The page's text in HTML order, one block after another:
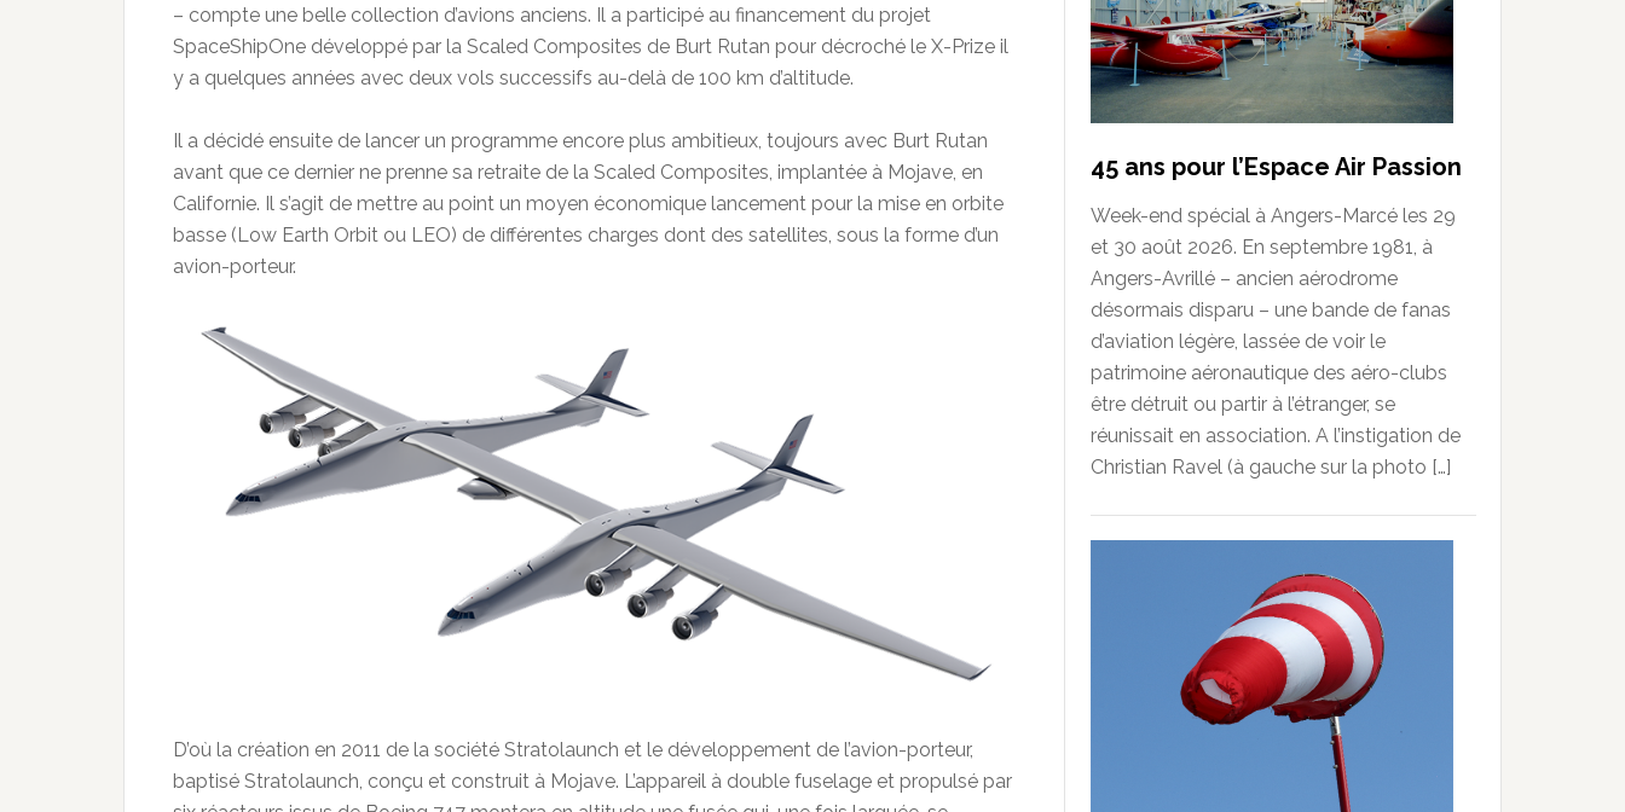
– compte une belle collection d’avions anciens. Il a participé au financement du projet
SpaceShipOne développé par la Scaled Composites de Burt Rutan pour décroché le X-Prize il
y a quelques années avec deux vols successifs au-delà de 100 km d’altitude.
Il a décidé ensuite de lancer un programme encore plus ambitieux, toujours avec Burt Rutan
avant que ce dernier ne prenne sa retraite de la Scaled Composites, implantée à Mojave, en
Californie. Il s’agit de mettre au point un moyen économique lancement pour la mise en orbite
basse (Low Earth Orbit ou LEO) de différentes charges dont des satellites, sous la forme d’un
avion-porteur.
D’où la création en 2011 de la société Stratolaunch et le développement de l’avion-porteur,
baptisé Stratolaunch, conçu et construit à Mojave. L’appareil à double fuselage et propulsé par
45 ans pour l’Espace Air Passion
Week-end spécial à Angers-Marcé les 29
et 30 août 2026. En septembre 1981, à
Angers-Avrillé – ancien aérodrome
désormais disparu – une bande de fanas
d’aviation légère, lassée de voir le
patrimoine aéronautique des aéro-clubs
être détruit ou partir à l’étranger, se
réunissait en association. A l’instigation de
Christian Ravel (à gauche sur la photo […]